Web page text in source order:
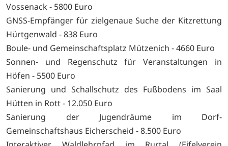
Vossenack - 5800 Euro
GNSS-Empfänger für zielgenaue Suche der Kitzrettung
Hürtgenwald - 838 Euro
Boule- und Gemeinschaftsplatz Mützenich - 4660 Euro
Sonnen- und Regenschutz für Veranstaltungen in
Höfen - 5500 Euro
Sanierung und Schallschutz des Fußbodens im Saal
Hütten in Rott - 12.050 Euro
Sanierung der Jugendräume im Dorf-
Gemeinschaftshaus Eicherscheid - 8.500 Euro